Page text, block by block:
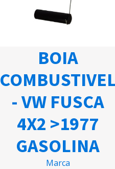
BOIA
- VW FUSCA
4X2 >1977
GASOLINA
Marca